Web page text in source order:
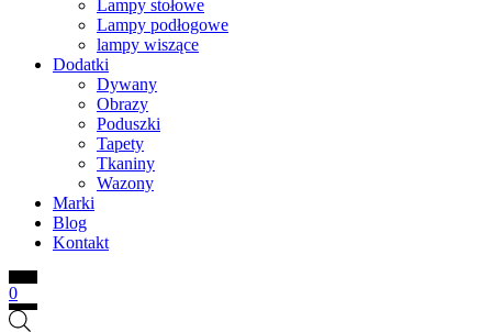
Lampy stołowe
Lampy podłogowe
lampy wiszące
Dodatki
Dywany
Obrazy
Poduszki
Tapety
Tkaniny
Wazony
Marki
Blog
Kontakt
0